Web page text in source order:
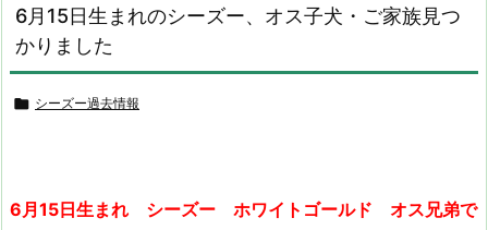
検索
6月15日生まれのシーズー、オス子犬・ご家族見つ
かりました
 シーズー過去情報
6月15日生まれ シーズー ホワイトゴールド オス兄弟で